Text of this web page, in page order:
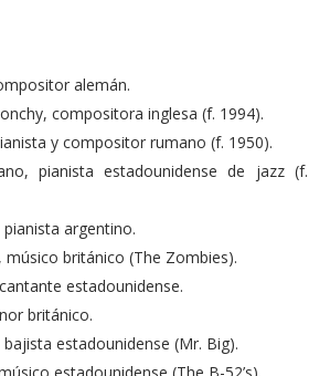
alemán.
compositora inglesa (f. 1994).
y compositor rumano (f. 1950).
pianista estadounidense de jazz (f.
argentino.
músico británico (The Zombies).
estadounidense.
británico.
bajista estadounidense (Mr. Big).